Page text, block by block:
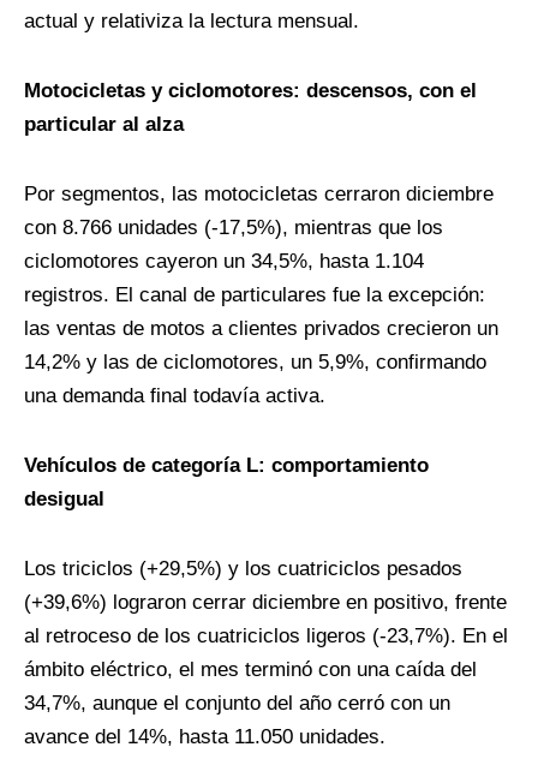
actual y relativiza la lectura mensual.
Motocicletas y ciclomotores: descensos, con el
particular al alza
Por segmentos, las motocicletas cerraron diciembre
con 8.766 unidades (-17,5%), mientras que los
ciclomotores cayeron un 34,5%, hasta 1.104
registros. El canal de particulares fue la excepción:
las ventas de motos a clientes privados crecieron un
14,2% y las de ciclomotores, un 5,9%, confirmando
una demanda final todavía activa.
Vehículos de categoría L: comportamiento
desigual
Los triciclos (+29,5%) y los cuatriciclos pesados
(+39,6%) lograron cerrar diciembre en positivo, frente
al retroceso de los cuatriciclos ligeros (-23,7%). En el
ámbito eléctrico, el mes terminó con una caída del
34,7%, aunque el conjunto del año cerró con un
avance del 14%, hasta 11.050 unidades.